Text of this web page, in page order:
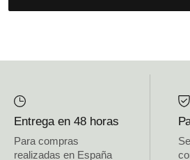
Entrega en 48 horas
Para compras
realizadas en España